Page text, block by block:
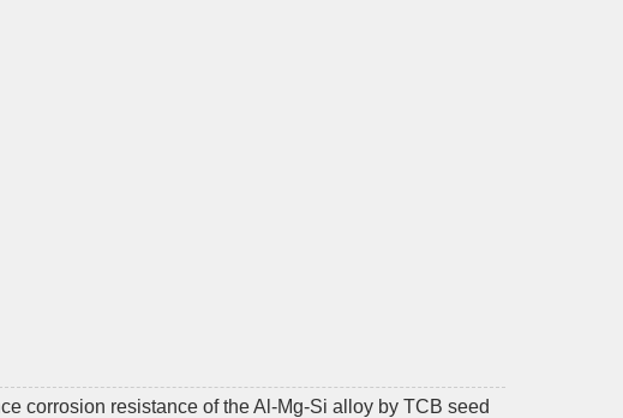
corrosion resistance of the Al-Mg-Si alloy by TCB seed